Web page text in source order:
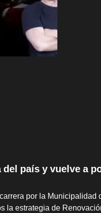
país y vuelve a
por la
la estrategia de